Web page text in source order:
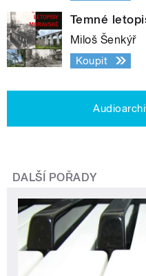
Temné
Miloš Šenkýř
Koupit
DALŠÍ POŘADY